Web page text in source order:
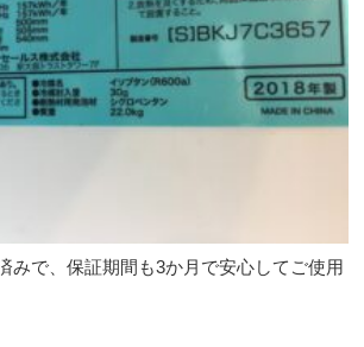
みで、保証期間も3か月で安心してご使用